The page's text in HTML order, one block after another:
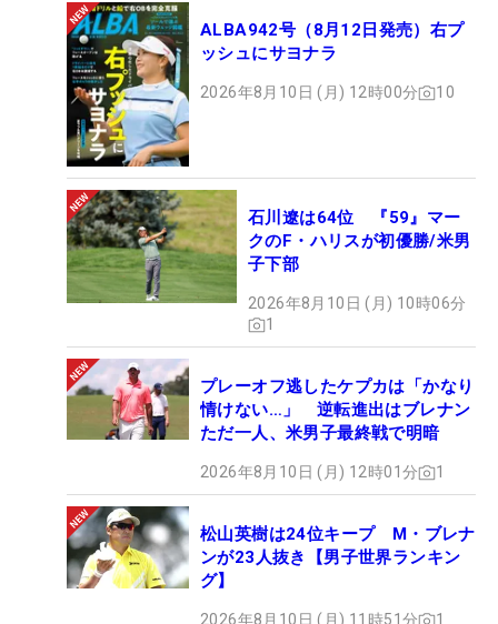
動きにつながり「球がつかまらなくてスライスして
しまう人には、少しネガティブなイメージ」が持た
れやすい。しかし、「ショットメーカーにはこの右
サイドの高さがある人が多い」。ボールに対してヘ
ッドがレベルに入りやすく、あおらず、打ち込みす
ぎず、安定したショットにつながっている。
■石井忍（いしい・しのぶ）1974年生まれ、千葉県
出身。東京学館浦安高等学校、日本大学のゴルフ部
で腕を磨き、98年プロテスト合格。2010年にツア
ープロコーチとして活動を始め、多くの男女ツアー
プロを指導。また「エースゴルフクラブ」を主宰
し、アマチュアへの指導にも力を入れている。
ALBA942号（8月12日発売）右プ
ッシュにサヨナラ
2026年8月10日 (月) 12時00分 10
石川遼は64位 『59』マー
クのF・ハリスが初優勝/米男
子下部
2026年8月10日 (月) 10時06分
1
プレーオフ逃したケプカは「かなり
情けない…」 逆転進出はブレナン
ただ一人、米男子最終戦で明暗
2026年8月10日 (月) 12時01分 1
松山英樹は24位キープ M・ブレナ
ンが23人抜き【男子世界ランキン
グ】
2026年8月10日 (月) 11時51分 1